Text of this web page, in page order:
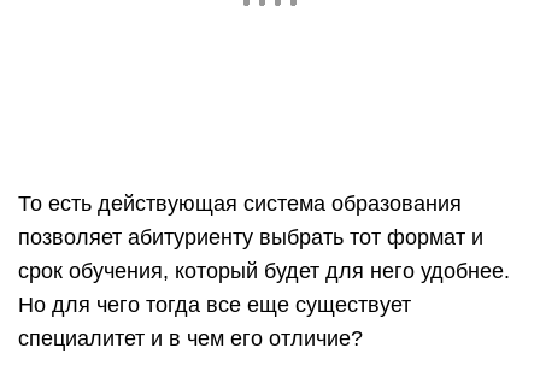
То есть действующая система образования
позволяет абитуриенту выбрать тот формат и
срок обучения, который будет для него удобнее.
Но для чего тогда все еще существует
специалитет и в чем его отличие?